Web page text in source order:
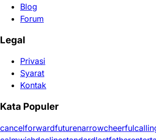
Blog
Forum
Legal
Privasi
Syarat
Kontak
Kata Populer
cancelforwardfuturenarrowcheerful